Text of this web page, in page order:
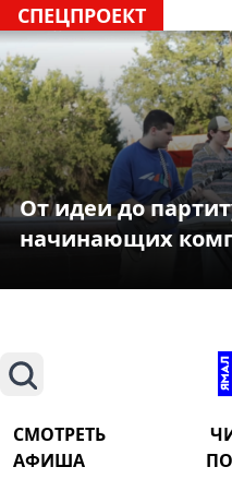
СПЕЦПРОЕКТ
От идеи до
начинающих
Поиск
СМОТРЕТЬ
АФИША